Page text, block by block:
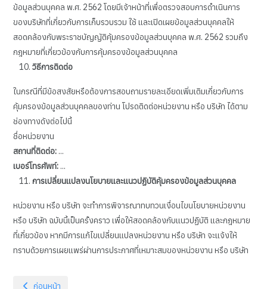
ข้อมูลส่วนบุคคล พ.ศ. 2562 โดยมีเจ้าหน้าที่เพื่อตรวจสอบการดำเนินการ
ของบริษัทที่เกี่ยวกับการเก็บรวบรวม ใช้ และเปิดเผยข้อมูลส่วนบุคคลให้
สอดคล้องกับพระราชบัญญัติคุ้มครองข้อมูลส่วนบุคคล พ.ศ. 2562 รวมถึง
กฎหมายที่เกี่ยวข้องกับการคุ้มครองข้อมูลส่วนบุคคล
วิธีการติดต่อ
ในกรณีที่มีข้อสงสัยหรือต้องการสอบถามรายละเอียดเพิ่มเติมเกี่ยวกับการ
คุ้มครองข้อมูลส่วนบุคคลของท่าน โปรดติดต่อหน่วยงาน หรือ บริษัท ได้ตาม
ช่องทางดังต่อไปนี้
ชื่อหน่วยงาน
สถานที่ติดต่อ: ...
เบอร์โทรศัพท์: ...
การเปลี่ยนแปลงนโยบายและแนวปฏิบัติคุ้มครองข้อมูลส่วนบุคคล
หน่วยงาน หรือ บริษัท จะทำการพิจารณาทบทวนเงื่อนไขนโยบายหน่วยงาน
หรือ บริษัท ฉบับนี้เป็นครั้งคราว เพื่อให้สอดคล้องกับแนวปฏิบัติ และกฎหมาย
ที่เกี่ยวข้อง หากมีการแก้ไขเปลี่ยนแปลงหน่วยงาน หรือ บริษัท จะแจ้งให้
ทราบด้วยการเผยแพร่ผ่านการประกาศที่เหมาะสมของหน่วยงาน หรือ บริษัท
เนื้อหาก่อนหน้า: บทความแสดง PDF (PDF Embed)
ก่อนหน้า